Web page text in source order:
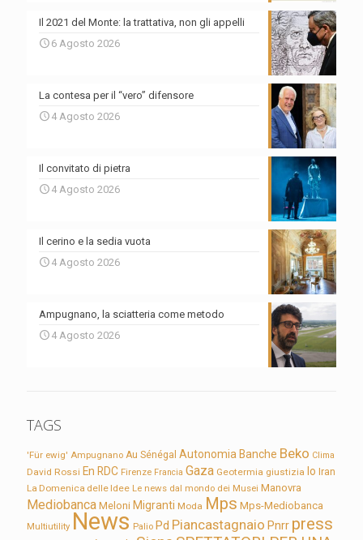
Il 2021 del Monte: la trattativa, non gli appelli
6 Agosto 2026
La contesa per il “vero” difensore
4 Agosto 2026
Il convitato di pietra
4 Agosto 2026
Il cerino e la sedia vuota
4 Agosto 2026
Ampugnano, la sciatteria come metodo
4 Agosto 2026
TAGS
'Für ewig' Ampugnano Au Sénégal Autonomia Banche Beko Clima
David Rossi En RDC Firenze Francia Gaza Geotermia giustizia Io Iran
La Domenica delle Idee Le news dal mondo dei Musei Manovra
Mediobanca Meloni Migranti Moda Mps Mps-Mediobanca
Multiutility News Palio Pd Piancastagnaio Pnrr press